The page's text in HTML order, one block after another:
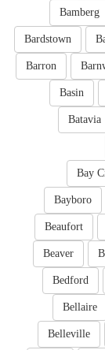
Bamberg
Bardstown
Barron
Basin
Batavia
Bay
Bayboro
Beaufort
Beaver
Bedford
Bellaire
Belleville